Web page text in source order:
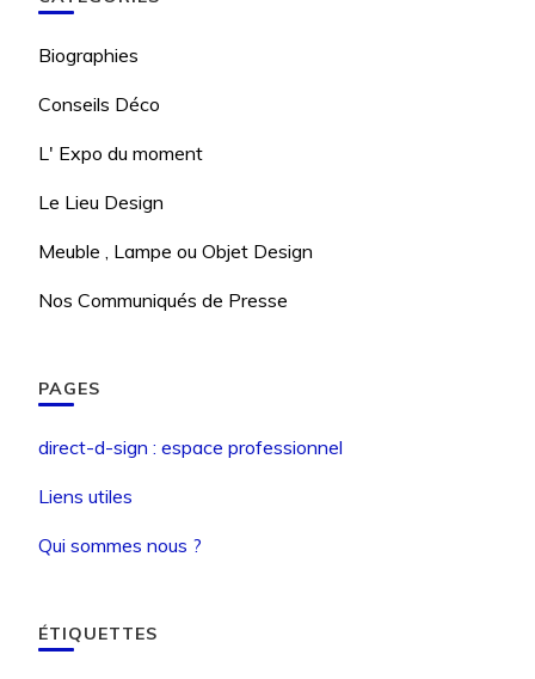
Biographies
Conseils Déco
L' Expo du moment
Le Lieu Design
Meuble , Lampe ou Objet Design
Nos Communiqués de Presse
PAGES
direct-d-sign : espace professionnel
Liens utiles
Qui sommes nous ?
ÉTIQUETTES